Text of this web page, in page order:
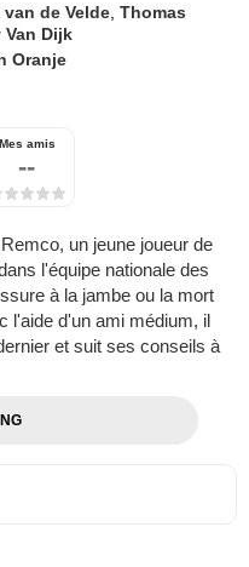
van de Velde ,Thomas
Van Dijk
Oranje
Mes amis
--
un jeune joueur de
l'équipe nationale des
à la jambe ou la mort
l'aide d'un ami médium, il
et suit ses conseils à